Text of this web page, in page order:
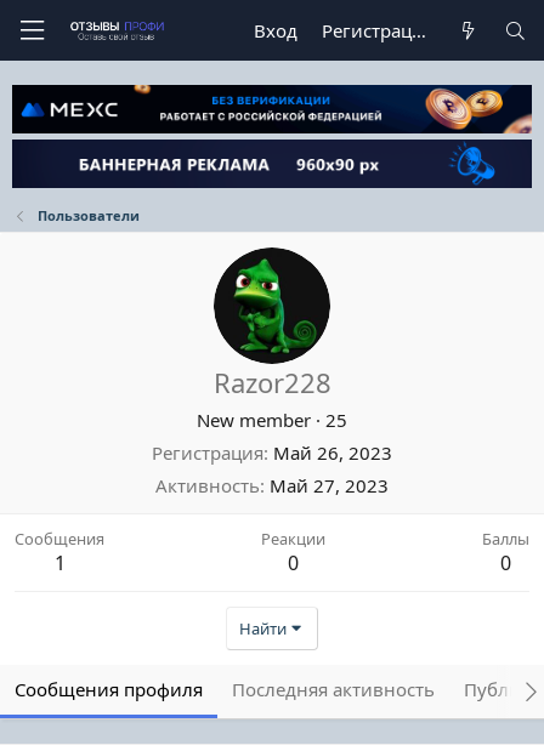
Вход Регистрация
Пользователи
Razor228
New member · 25
Регистрация Май 26, 2023
Активность Май 27, 2023
Сообщения
1
Реакции
0
Баллы
0
Найти
Сообщения профиля Последняя активность